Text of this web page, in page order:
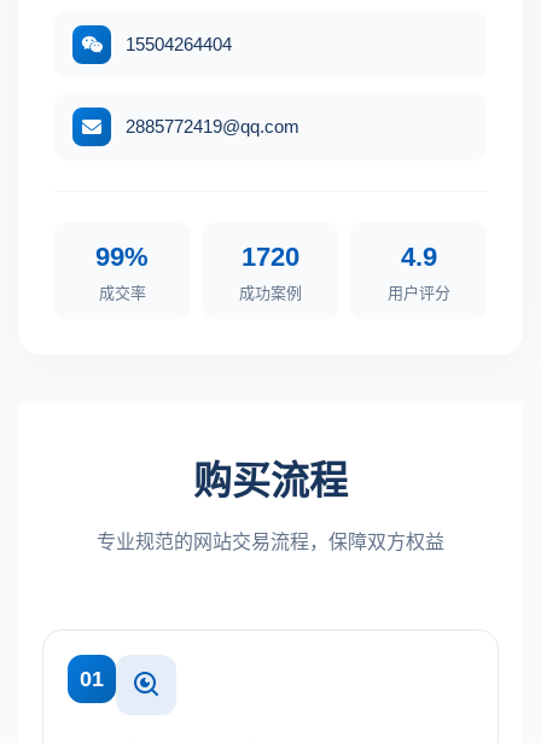
15504264404
2885772419@qq.com
99%
成交率
1720
成功案例
4.9
用户评分
购买流程
专业规范的网站交易流程，保障双方权益
01